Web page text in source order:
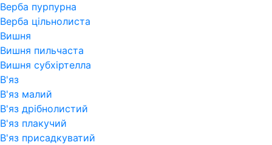
Верба пурпурна
Верба цільнолиста
Вишня
Вишня пильчаста
Вишня субхіртелла
В'яз
В'яз малий
В'яз дрібнолистий
В'яз плакучий
В'яз присадкуватий